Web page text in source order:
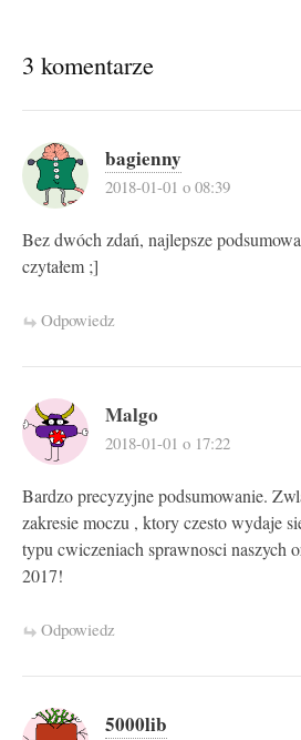
3 komentarze
bagienny
2018-01-01 o 08:39
Bez dwóch zdań, najlepsze
czytałem ;]
Odpowiedz
Malgo
2018-01-01 o 17:22
Bardzo precyzyjne podsumowanie.
zakresie moczu , ktory czesto wydaje
typu cwiczeniach sprawnosci naszych
2017!
Odpowiedz
5000lib